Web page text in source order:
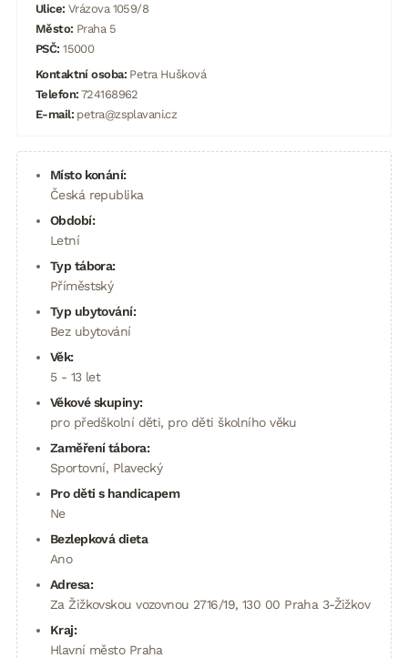
Ulice: Vrázova 1059/8
Město: Praha 5
PSČ: 15000
Kontaktní osoba:Petra Hušková
Telefon: 724168962
E-mail: petra@zsplavani.cz
Místo konání:
Česká republika
Období:
Letní
Typ tábora:
Příměstský
Typ ubytování:
Bez ubytování
Věk:
5 - 13 let
Věkové skupiny:
pro předškolní děti, pro děti školního věku
Zaměření tábora:
Sportovní, Plavecký
Pro děti s handicapem
Ne
Bezlepková dieta
Ano
Adresa:
Za Žižkovskou vozovnou 2716/19, 130 00 Praha 3-Žižkov
Kraj:
Hlavní město Praha